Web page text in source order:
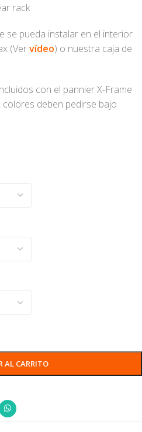
rack
se pueda instalar en el interior
(Vervídeo) o nuestra caja de
con el pannier X-Frame
deben pedirse bajo
AL CARRITO